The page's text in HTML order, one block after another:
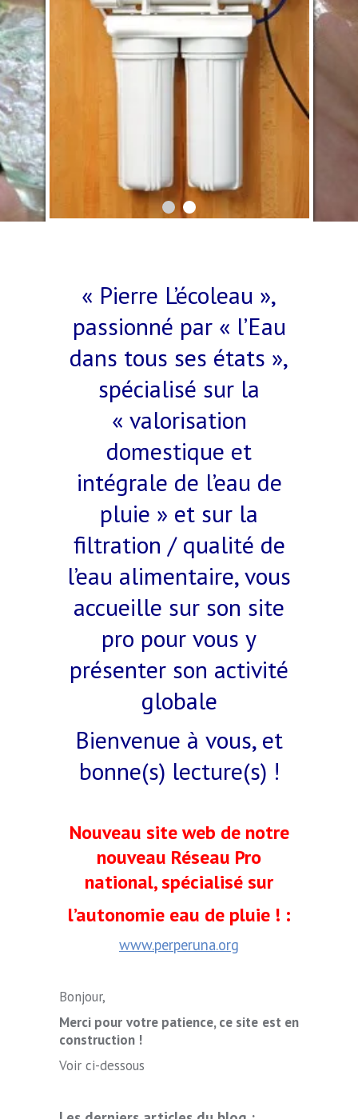
« Pierre L’écoleau »,
passionné par « l’Eau
dans tous ses états »,
spécialisé sur la
« valorisation
domestique et
intégrale de l’eau de
pluie » et sur la
filtration / qualité de
l’eau alimentaire, vous
accueille sur son site
pro pour vous y
présenter son activité
globale
Bienvenue à vous, et
bonne(s) lecture(s) !
Nouveau site web de notre
nouveau Réseau Pro
national, spécialisé sur
l’autonomie eau de pluie ! :
www.perperuna.org
Bonjour,
Merci pour votre patience, ce site est en
construction !
Voir ci-dessous